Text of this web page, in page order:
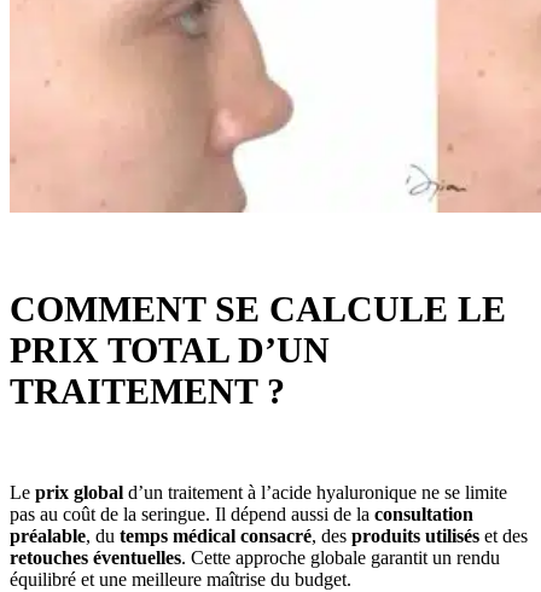
COMMENT SE CALCULE LE
PRIX TOTAL D’UN
TRAITEMENT ?
Le prix global d’un traitement à l’acide hyaluronique ne se limite
pas au coût de la seringue. Il dépend aussi de la consultation
préalable, du temps médical consacré, des produits utilisés et des
retouches éventuelles. Cette approche globale garantit un rendu
équilibré et une meilleure maîtrise du budget.